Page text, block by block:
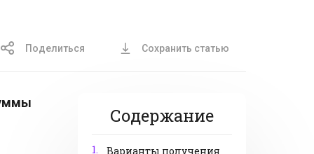
Поделиться Сохранить статью
Содержание
1.
Варианты получения